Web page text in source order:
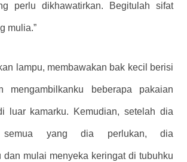
perlu dikhawatirkan. Begitulah sifat
mulia.”
lampu, membawakan bak kecil berisi
mengambilkanku beberapa pakaian
luar kamarku. Kemudian, setelah dia
semua yang dia perlukan, dia
dan mulai menyeka keringat di tubuhku